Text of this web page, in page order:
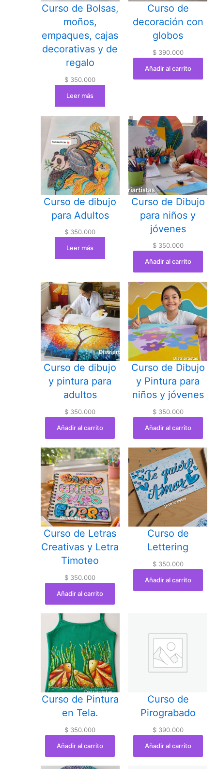
Curso de Bolsas,
moños,
empaques, cajas
decorativas y de
regalo
$ 350.000
Leer más
Curso de
decoración con
globos
$390.000
Añadir al carrito
Curso de dibujo
para Adultos
$ 350.000
Leer más
Curso de Dibujo
para niños y
jóvenes
$350.000
Añadir al carrito
Curso de dibujo
y pintura para
adultos
$ 350.000
Añadir al carrito
Curso de Dibujo
y Pintura para
niños y jóvenes
$350.000
Añadir al carrito
Curso de Letras
Creativas y Letra
Timoteo
$ 350.000
Añadir al carrito
Curso de
Lettering
$350.000
Añadir al carrito
Curso de Pintura
en Tela.
$ 350.000
Añadir al carrito
Curso de
Pirograbado
$390.000
Añadir al carrito